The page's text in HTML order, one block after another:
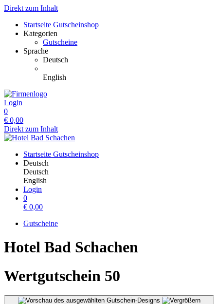
Direkt zum Inhalt
Startseite Gutscheinshop
Kategorien
Gutscheine
Sprache
Deutsch
English
Login
0
€ 0,00
Direkt zum Inhalt
Startseite Gutscheinshop
Deutsch
Deutsch
English
Login
0
€ 0,00
Gutscheine
Hotel Bad Schachen
Wertgutschein 50